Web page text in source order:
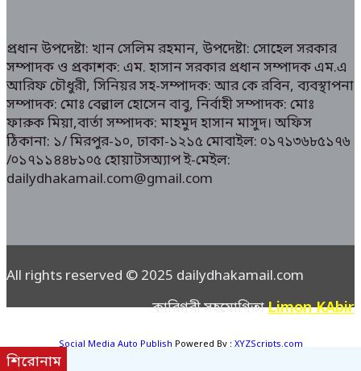
প্রধান উপদেষ্টা: খান সেলিম রহমান, উপদেষ্টা: সোহেল সরকার
সম্পাদক ও প্রকাশক: এম. হাসান সরকার প্রধান সম্পাদক এম.এ
আরিফ চৌধুরী, সিনিয়র সহ-সম্পাদক: আর কে রবিন, ব্যবস্থাপনা
সম্পাদক: মোঃ বেল্লাল হোসেন বাবু, নির্বাহী সম্পাদক: মোঃ
ফারুক মিয়া,বার্তা সম্পাদক: মাহমুদ হাসান মাসুদ। অফিস
ঠিকানা: ১/ মিরপুর-১০, ঢাকা-১২১৫ মোবাইল: ০১৭১৩৬৮৫১৭৬
/০১৭১১৪৪৮১০৫ হোয়াটসঅ্যাপ ই-মেইল:
dailydhakamail.com@gmail.com
শিরোনাম
All rights reserved © 2025 dailydhakamail.com
কারিগরী সহযোগিতাLimon KAbir
Social Media Auto Publish Powered By : XYZScripts.com
Social Media Auto Publish